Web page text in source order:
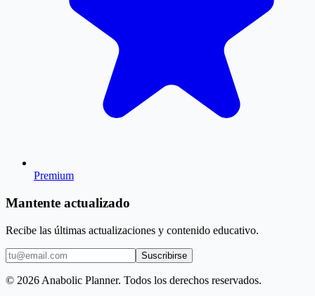
Premium
Mantente actualizado
Recibe las últimas actualizaciones y contenido educativo.
Suscribirse
© 2026 Anabolic Planner. Todos los derechos reservados.